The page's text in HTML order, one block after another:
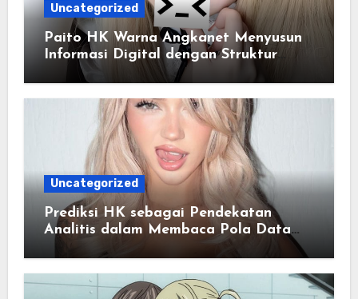
Uncategorized
Paito HK Warna Angkanet Menyusun
Informasi Digital dengan Struktur
yang Lebih Efisien
Uncategorized
Prediksi HK sebagai Pendekatan
Analitis dalam Membaca Pola Data
Harian